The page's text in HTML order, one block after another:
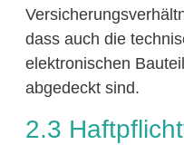
dass auch die
elektronischen
abgedeckt sind.
2.3